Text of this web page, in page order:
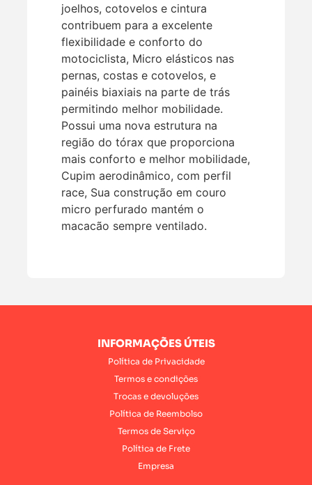
joelhos, cotovelos e cintura
contribuem para a excelente
flexibilidade e conforto do
motociclista, Micro elásticos nas
pernas, costas e cotovelos, e
painéis biaxiais na parte de trás
permitindo melhor mobilidade.
Possui uma nova estrutura na
região do tórax que proporciona
mais conforto e melhor mobilidade,
Cupim aerodinâmico, com perfil
race, Sua construção em couro
micro perfurado mantém o
macacão sempre ventilado.
INFORMAÇÕES ÚTEIS
Política de Privacidade
Termos e condições
Trocas e devoluções
Política de Reembolso
Termos de Serviço
Política de Frete
Empresa